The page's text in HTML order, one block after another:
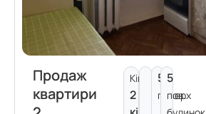
Продаж
квартири
Кімнат:
2
5
поверх
5
пов.